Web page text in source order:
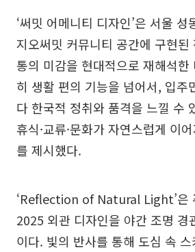
‘써밋 어메니티 디자인’은 서울
지오써밋 커뮤니티 공간에 구현된
통의 미감을 현대적으로 재해석한
히 생활 편의 기능을 넘어서, 입주
다 한국적 정취와 품격을 느낄 수
휴식·교류·문화가 자연스럽게 이
를 제시했다.
‘Reflection of Natural Light’은
2025 외관 디자인을 야간 조명 경
이다. 빛의 반사를 통해 도심 속